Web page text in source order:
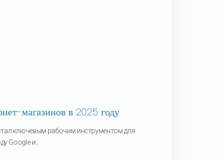
магазинов в 2025 году
ключевым рабочим инструментом для
Google и...